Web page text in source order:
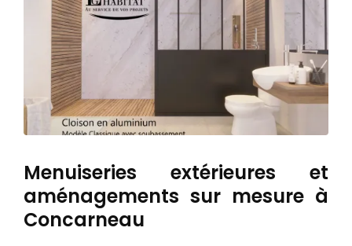
Menuiseries extérieures et
aménagements sur mesure à
Concarneau